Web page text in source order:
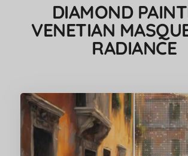
DIAMOND
VENETIAN
RADIANCE